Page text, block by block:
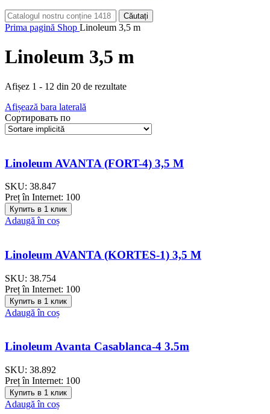
Căutați
Prima pagină Shop Linoleum 3,5 m
Linoleum 3,5 m
Afișez 1 - 12 din 20 de rezultate
Afișează bara laterală
Сортировать по
Linoleum AVANTA (FORT-4) 3,5 M
SKU: 38.847
Preț în Internet: 100
Купить в 1 клик
Adaugă în coș
Linoleum AVANTA (KORTES-1) 3,5 M
SKU: 38.754
Preț în Internet: 100
Купить в 1 клик
Adaugă în coș
Linoleum Avanta Casablanca-4 3.5m
SKU: 38.892
Preț în Internet: 100
Купить в 1 клик
Adaugă în coș